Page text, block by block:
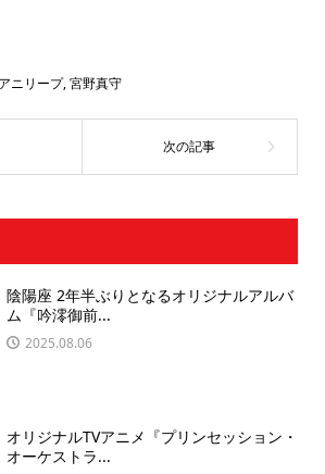
アニリープ,宮野真守
陰陽座 2年半ぶりとなるオリジナルアルバ
ム『吟澪御前...
2025.08.06
オリジナルTVアニメ『プリンセッション・
オーケストラ...